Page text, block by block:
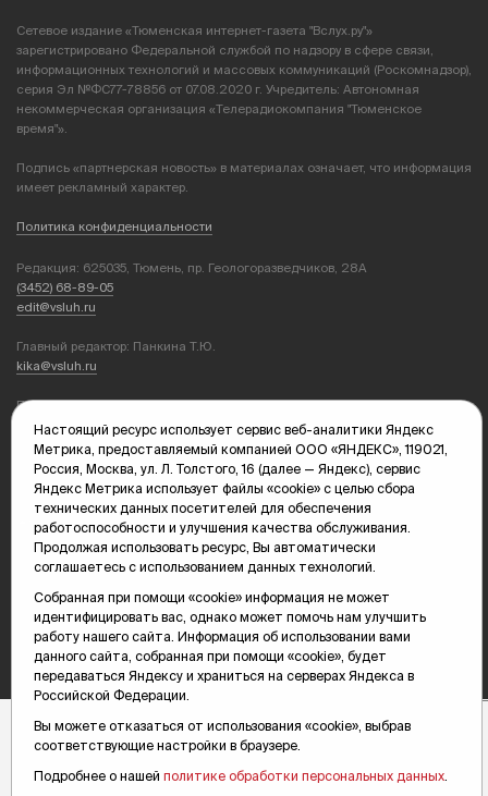
Сетевое издание «Тюменская интернет-газета "Вслух.ру"»
зарегистрировано Федеральной службой по надзору в сфере связи,
информационных технологий и массовых коммуникаций (Роскомнадзор),
серия Эл №ФС77-78856 от 07.08.2020 г. Учредитель: Автономная
некоммерческая организация «Телерадиокомпания "Тюменское
время"».
Подпись «партнерская новость» в материалах означает, что информация
имеет рекламный характер.
Политика конфиденциальности
Редакция: 625035, Тюмень, пр. Геологоразведчиков, 28А
(3452) 68-89-05
edit@vsluh.ru
Главный редактор: Панкина Т.Ю.
kika@vsluh.ru
По вопросам рекламы:
(3452) 68-89-78
kotovaev@sibinformburo.ru
mim@vsluh.ru
© 2000-2026 Тюменская интернет-газета «Вслух.ру»
Карта сайта
Настоящий ресурс использует сервис веб-аналитики Яндекс
Метрика, предоставляемый компанией ООО «ЯНДЕКС», 119021,
Россия, Москва, ул. Л. Толстого, 16 (далее — Яндекс), сервис
Яндекс Метрика использует файлы «cookie» с целью сбора
технических данных посетителей для обеспечения
работоспособности и улучшения качества обслуживания.
Продолжая использовать ресурс, Вы автоматически
соглашаетесь с использованием данных технологий.
Собранная при помощи «cookie» информация не может
идентифицировать вас, однако может помочь нам улучшить
работу нашего сайта. Информация об использовании вами
данного сайта, собранная при помощи «cookie», будет
передаваться Яндексу и храниться на серверах Яндекса в
Российской Федерации.
Вы можете отказаться от использования «cookie», выбрав
соответствующие настройки в браузере.
Подробнее о нашей политике обработки персональных данных